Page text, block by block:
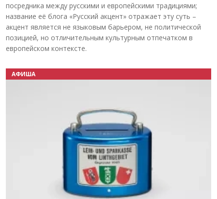
посредника между русскими и европейскими традициями;
название её блога «Русский акцент» отражает эту суть –
акцент является не языковым барьером, не политической
позицией, но отличительным культурным отпечатком в
европейском контексте.
АФИША